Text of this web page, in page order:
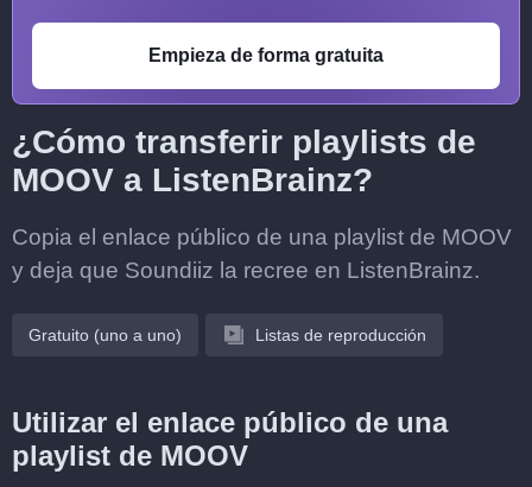
Empieza de forma gratuita
¿Cómo transferir playlists de
MOOV a ListenBrainz?
Copia el enlace público de una playlist de MOOV
y deja que Soundiiz la recree en ListenBrainz.
Gratuito (uno a uno) Listas de reproducción
Utilizar el enlace público de una
playlist de MOOV